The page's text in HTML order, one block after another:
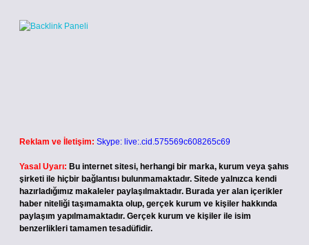
Reklam ve İletişim: Skype: live:.cid.575569c608265c69
Yasal Uyarı: Bu internet sitesi, herhangi bir marka, kurum veya şahıs
şirketi ile hiçbir bağlantısı bulunmamaktadır. Sitede yalnızca kendi
hazırladığımız makaleler paylaşılmaktadır. Burada yer alan içerikler
haber niteliği taşımamakta olup, gerçek kurum ve kişiler hakkında
paylaşım yapılmamaktadır. Gerçek kurum ve kişiler ile isim
benzerlikleri tamamen tesadüfidir.